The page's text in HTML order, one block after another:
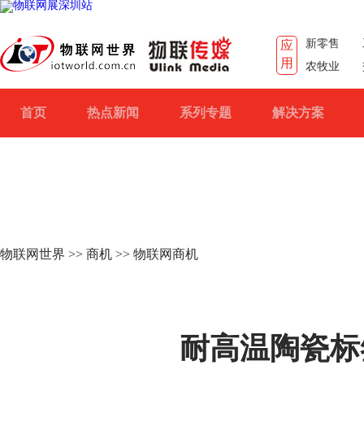
应
用
新零售
农牧业
首页 热点新闻 系列专题 解决方案
物联网世界 >> 商机 >> 物联网商机
耐高温陶瓷